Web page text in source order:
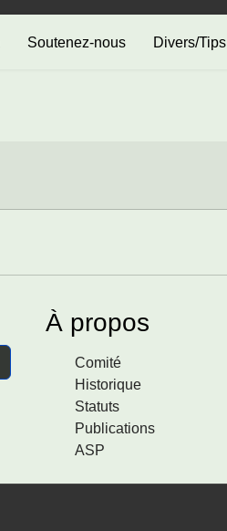
Soutenez-nous Divers/Tips
À propos
Comité
Historique
Statuts
Publications
ASP